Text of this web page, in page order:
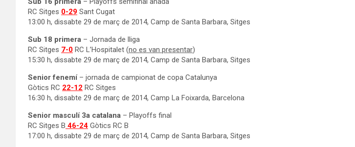
RC Sitges 0-29 Sant Cugat
13:00 h, dissabte 29 de març de 2014, Camp de Santa Barbara, Sitges
Sub 18 primera – Jornada de lliga
RC Sitges 7-0 RC L’Hospitalet (no es van presentar)
15:30 h, dissabte 29 de març de 2014, Camp de Santa Barbara, Sitges
Senior fenemí– jornada de campionat de copa Catalunya
Gòtics RC 22-12 RC Sitges
16:30 h, dissabte 29 de març de 2014, Camp La Foixarda, Barcelona
Senior masculí 3a catalana – Playoffs final
RC Sitges B 46-24 Gòtics RC B
17:00 h, dissabte 29 de març de 2014, Camp de Santa Barbara, Sitges